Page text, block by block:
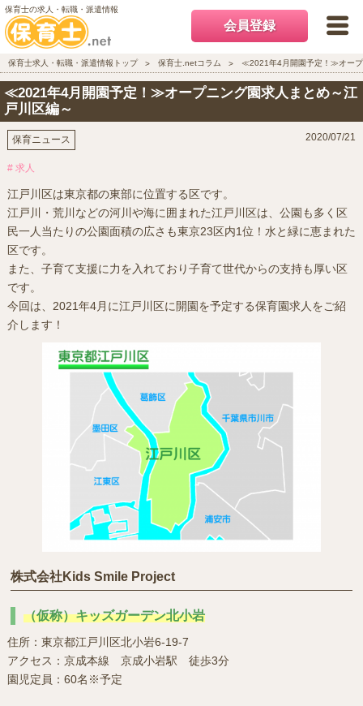
保育士の求人・転職・派遣情報
会員登録
保育士求人・転職・派遣情報トップ 保育士.netコラム ≪2021年4月開園予定！≫オープ
≪2021年4月開園予定！≫オープニング園求人まとめ～江
戸川区編～
保育ニュース 2020/07/21
# 求人
江戸川区は東京都の東部に位置する区です。
江戸川・荒川などの河川や海に囲まれた江戸川区は、公園も多く区
民一人当たりの公園面積の広さも東京23区内1位！水と緑に恵まれた
区です。
また、子育て支援に力を入れており子育て世代からの支持も厚い区
です。
今回は、2021年4月に江戸川区に開園を予定する保育園求人をご紹
介します！
株式会社Kids Smile Project
（仮称）キッズガーデン北小岩
住所：東京都江戸川区北小岩6-19-7
アクセス：京成本線 京成小岩駅 徒歩3分
園児定員：60名※予定